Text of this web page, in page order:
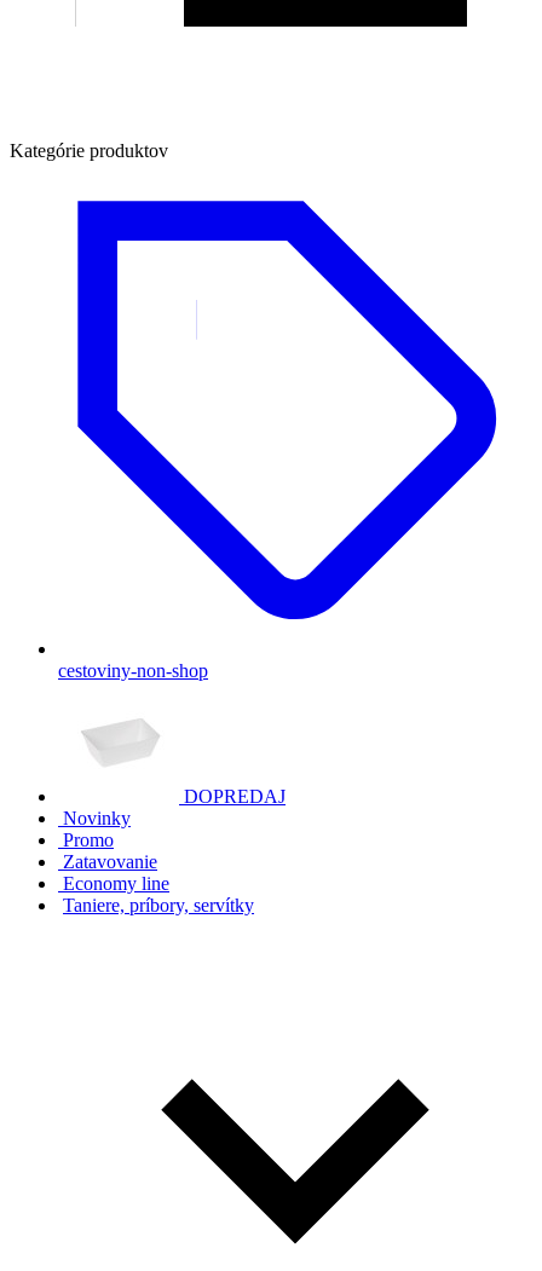
Kategórie produktov
cestoviny-non-shop
DOPREDAJ
Novinky
Promo
Zatavovanie
Economy line
Taniere, príbory, servítky